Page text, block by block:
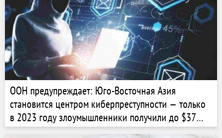
ООН предупреждает: Юго-Восточная Азия
становится центром киберпреступности — только
в 2023 году злоумышленники получили до $37
миллиардов